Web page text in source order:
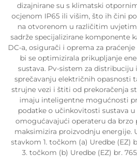
dizajnirane su s klimatski
ocjenom IP65 ili višim, što ih čini
na otvorenom u različitim
sadrže specijalizirane komponente
DC-a, osigurači i oprema za
bi se optimizirala prikupljanje
sustava. Pv-sistem za
sprečavanju električnih opasnosti
strujne vezi i štiti od prekoračenja
imaju inteligentne mogućnosti
podatke o učinkovitosti sustava
omogućavajući operateru da brzo
maksimizira proizvodnju energije.
stavkom 1. točkom (a) Uredbe (EZ)
3. točkom (b) Uredbe (EZ) br.